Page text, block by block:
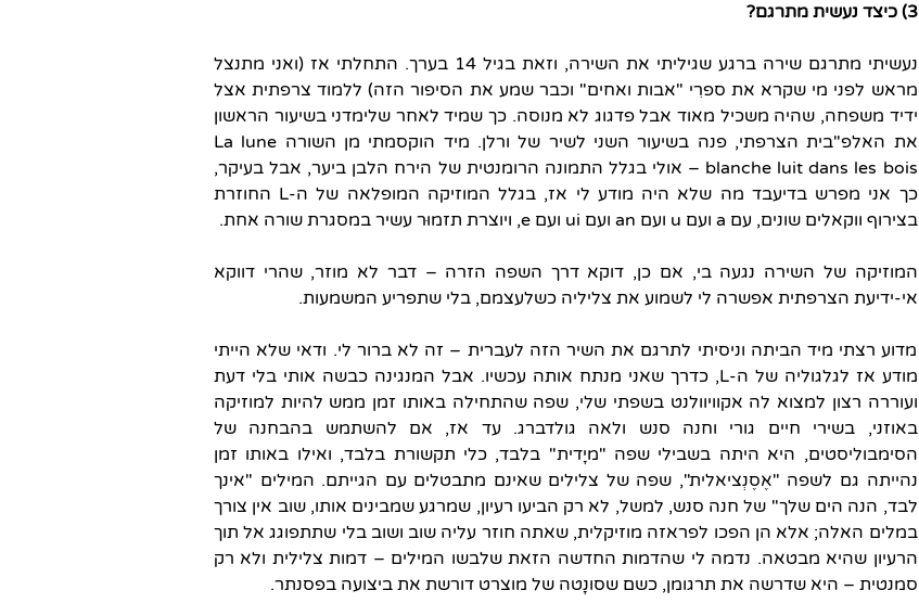
3) כיצד נעשית מתרגם?
נעשיתי מתרגם שירה ברגע שגיליתי את השירה, וזאת בגיל 14 בערך. התחלתי אז (ואני מתנצל
מראש לפני מי שקרא את ספרִי "אבות ואחים" וכבר שמע את הסיפור הזה) ללמוד צרפתית אצל
ידיד משפחה, שהיה משכיל מאוד אבל פדגוג לא מנוסה. כך שמיד לאחר שלימדני בשיעור הראשון
את האלפ"בית הצרפתי, פנה בשיעור השני לשיר של ורלן. מיד הוקסמתי מן השורה La lune
blanche luit dans les bois – אולי בגלל התמונה הרומנטית של הירח הלבן ביער, אבל בעיקר,
כך אני מפרש בדיעבד מה שלא היה מודע לי אז, בגלל המוזיקה המופלאה של ה-L החוזרת
בצירוף ווקאלים שונים, עם a ועם u ועם an ועם ui ועם e, ויוצרת תזמוּר עשיר במסגרת שורה אחת.
המוזיקה של השירה נגעה בי, אם כן, דוקא דרך השפה הזרה – דבר לא מוזר, שהרי דווקא
אי-ידיעת הצרפתית אפשרה לי לשמוע את צליליה כשלעצמם, בלי שתפריע המשמעות.
מדוע רצתי מיד הביתה וניסיתי לתרגם את השיר הזה לעברית – זה לא ברור לי. ודאי שלא הייתי
מודע אז לגלגוליה של ה-L, כדרך שאני מנתח אותה עכשיו. אבל המנגינה כבשה אותי בלי דעת
ועוררה רצון למצוא לה אקוויוולנט בשפתי שלי, שפה שהתחילה באותו זמן ממש להיות למוזיקה
באוזני, בשירי חיים גורי וחנה סנש ולאה גולדברג. עד אז, אם להשתמש בהבחנה של
הסימבוליסטים, היא היתה בשבילי שפה "מיָדית" בלבד, כלי תקשורת בלבד, ואילו באותו זמן
נהייתה גם לשפה "אֶסֶנְציאלית", שפה של צלילים שאינם מתבטלים עם הגייתם. המילים "אינך
לבד, הנה הים שלך" של חנה סנש, למשל, לא רק הביעו רעיון, שמרגע שמבינים אותו, שוב אין צורך
במלים האלה; אלא הן הפכו לפראזה מוזיקלית, שאתה חוזר עליה שוב ושוב בלי שתתפוגג אל תוך
הרעיון שהיא מבטאה. נדמה לי שהדמות החדשה הזאת שלבשו המילים – דמות צלילית ולא רק
סמנטית – היא שדרשה את תרגומן, כשם שסונָטה של מוצרט דורשת את ביצועה בפסנתר.